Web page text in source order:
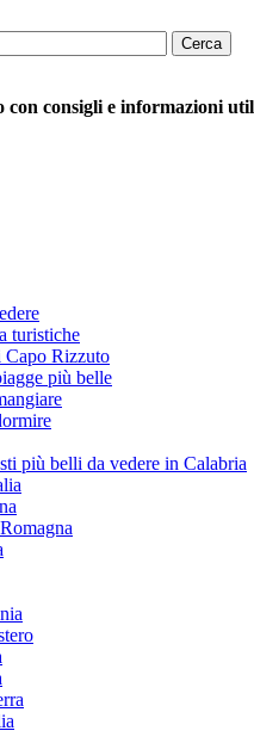
con consigli e informazioni
turistiche
Capo Rizzuto
più belle
più belli da vedere in Calabria